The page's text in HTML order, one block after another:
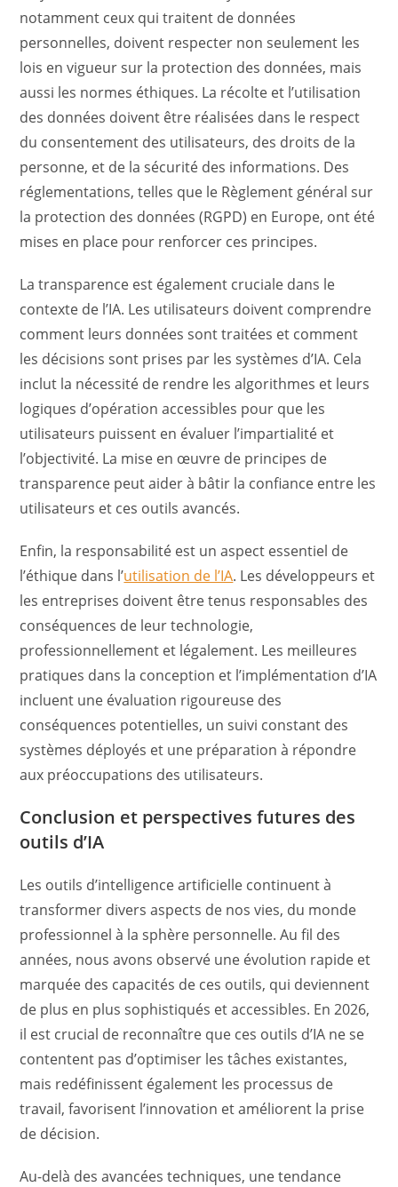
notamment ceux qui traitent de données
personnelles, doivent respecter non seulement les
lois en vigueur sur la protection des données, mais
aussi les normes éthiques. La récolte et l’utilisation
des données doivent être réalisées dans le respect
du consentement des utilisateurs, des droits de la
personne, et de la sécurité des informations. Des
réglementations, telles que le Règlement général sur
la protection des données (RGPD) en Europe, ont été
mises en place pour renforcer ces principes.
La transparence est également cruciale dans le
contexte de l’IA. Les utilisateurs doivent comprendre
comment leurs données sont traitées et comment
les décisions sont prises par les systèmes d’IA. Cela
inclut la nécessité de rendre les algorithmes et leurs
logiques d’opération accessibles pour que les
utilisateurs puissent en évaluer l’impartialité et
l’objectivité. La mise en œuvre de principes de
transparence peut aider à bâtir la confiance entre les
utilisateurs et ces outils avancés.
Enfin, la responsabilité est un aspect essentiel de
l’éthique dans l’utilisation de l’IA. Les développeurs et
les entreprises doivent être tenus responsables des
conséquences de leur technologie,
professionnellement et légalement. Les meilleures
pratiques dans la conception et l’implémentation d’IA
incluent une évaluation rigoureuse des
conséquences potentielles, un suivi constant des
systèmes déployés et une préparation à répondre
aux préoccupations des utilisateurs.
Conclusion et perspectives futures des
outils d’IA
Les outils d’intelligence artificielle continuent à
transformer divers aspects de nos vies, du monde
professionnel à la sphère personnelle. Au fil des
années, nous avons observé une évolution rapide et
marquée des capacités de ces outils, qui deviennent
de plus en plus sophistiqués et accessibles. En 2026,
il est crucial de reconnaître que ces outils d’IA ne se
contentent pas d’optimiser les tâches existantes,
mais redéfinissent également les processus de
travail, favorisent l’innovation et améliorent la prise
de décision.
Au-delà des avancées techniques, une tendance